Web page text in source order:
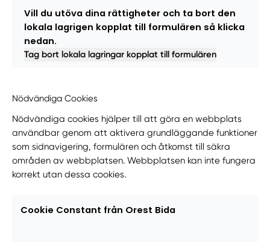
Vill du utöva dina rättigheter och ta bort den
lokala lagrigen kopplat till formulären så klicka
nedan.
Tag bort lokala lagringar kopplat till formulären
Nödvändiga Cookies
Nödvändiga cookies hjälper till att göra en webbplats
användbar genom att aktivera grundläggande funktioner
som sidnavigering, formulären och åtkomst till säkra
områden av webbplatsen. Webbplatsen kan inte fungera
korrekt utan dessa cookies.
Cookie Constant från Orest Bida